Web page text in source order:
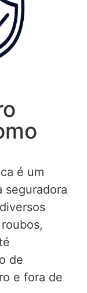
é um
seguradora
de
e fora de